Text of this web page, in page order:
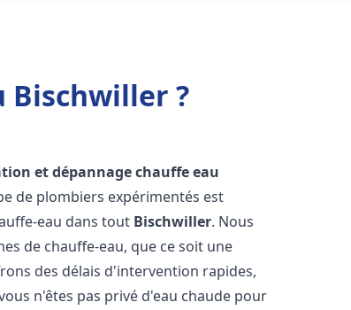
Bischwiller ?
et dépannage chauffe eau
de plombiers expérimentés est
eau dans tout Bischwiller. Nous
de chauffe-eau, que ce soit une
des délais d'intervention rapides,
n'êtes pas privé d'eau chaude pour